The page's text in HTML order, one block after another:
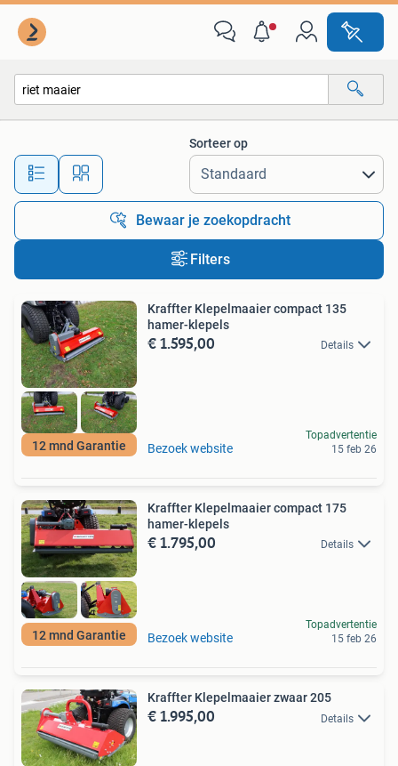
Alle afstanden…
Sorteer op
Bewaar je zoekopdracht
Filters
12 mnd Garantie
Kraffter Klepelmaaier compact 135
hamer-klepels
€ 1.595,00 Details
Bezoek website
Topadvertentie
15 feb 26
12 mnd Garantie
Kraffter Klepelmaaier compact 175
hamer-klepels
€ 1.795,00 Details
Bezoek website
Topadvertentie
15 feb 26
Kraffter Klepelmaaier zwaar 205
€ 1.995,00 Details